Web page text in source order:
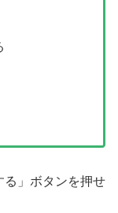
る」ボタンを押せ